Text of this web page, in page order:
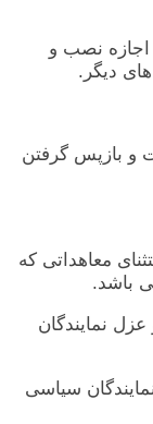
اجازه‏ نصب‏ و
دیگر.
و بازپس‏ گرفتن‏
معاهداتی‏ که‏
باشد.
نمایندگان‏
سیاسی‏